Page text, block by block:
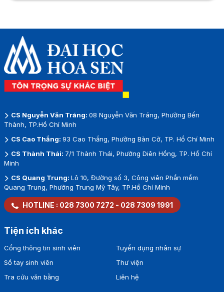
CS Nguyễn Văn Tráng: 08 Nguyễn Văn Tráng, Phường Bến
Thành, TP.Hồ Chí Minh
CS Cao Thắng: 93 Cao Thắng, Phường Bàn Cờ, TP. Hồ Chí Minh
CS Thành Thái: 7/1 Thành Thái, Phường Diên Hồng, TP. Hồ Chí
Minh
CS Quang Trung: Lô 10, Đường số 3, Công viên Phần mềm
Quang Trung, Phường Trung Mỹ Tây, TP.Hồ Chí Minh
HOTLINE : 028 7300 7272 - 028 7309 1991
Tiện ích khác
Cổng thông tin sinh viên
Sổ tay sinh viên
Tra cứu văn bằng
Tuyển dụng nhân sự
Thư viện
Liên hệ